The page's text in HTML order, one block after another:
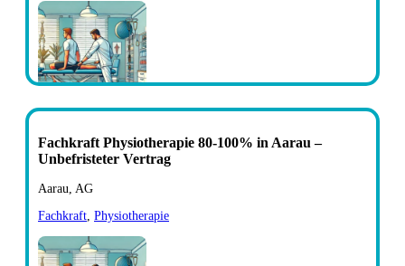
Fachkraft Physiotherapie 80-100% in Aarau –
Unbefristeter Vertrag
Aarau, AG
Fachkraft Physiotherapie